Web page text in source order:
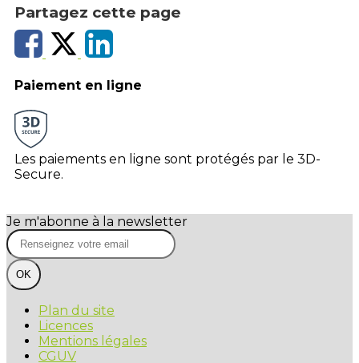
Partagez cette page
Paiement en ligne
Les paiements en ligne sont protégés par le 3D-
Secure.
Je m'abonne à la newsletter
OK
Plan du site
Licences
Mentions légales
CGUV